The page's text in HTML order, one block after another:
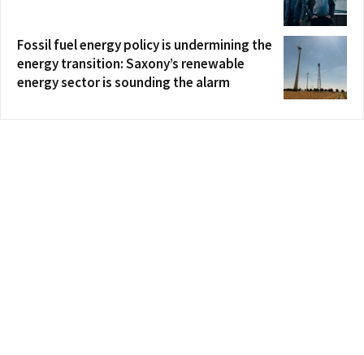
Fossil fuel energy policy is undermining the
energy transition: Saxony’s renewable
energy sector is sounding the alarm